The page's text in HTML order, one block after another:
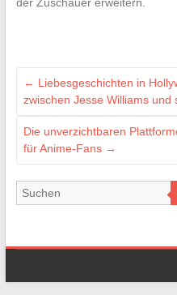
← Liebesgeschichten in
zwischen Jesse Williams und
Die unverzichtbaren
für Anime-Fans →